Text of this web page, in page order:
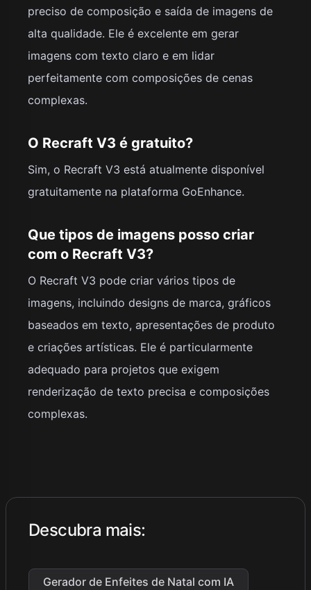
preciso de composição e saída de imagens de
alta qualidade. Ele é excelente em gerar
imagens com texto claro e em lidar
perfeitamente com composições de cenas
complexas.
O Recraft V3 é gratuito?
Sim, o Recraft V3 está atualmente disponível
gratuitamente na plataforma GoEnhance.
Que tipos de imagens posso criar
com o Recraft V3?
O Recraft V3 pode criar vários tipos de
imagens, incluindo designs de marca, gráficos
baseados em texto, apresentações de produto
e criações artísticas. Ele é particularmente
adequado para projetos que exigem
renderização de texto precisa e composições
complexas.
Descubra mais:
Gerador de Enfeites de Natal com IA